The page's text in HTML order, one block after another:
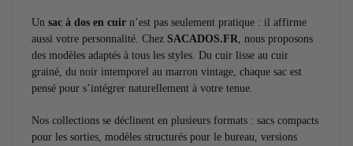
Un sac à dos en cuir n’est pas seulement pratique : il affirme
aussi votre personnalité. Chez SACADOS.FR, nous proposons
des modèles adaptés à tous les styles. Du cuir lisse au cuir
grainé, du noir intemporel au marron vintage, chaque sac est
pensé pour s’intégrer naturellement à votre tenue.
Nos collections se déclinent en plusieurs formats : sacs compacts
pour les sorties, modèles structurés pour le bureau, versions